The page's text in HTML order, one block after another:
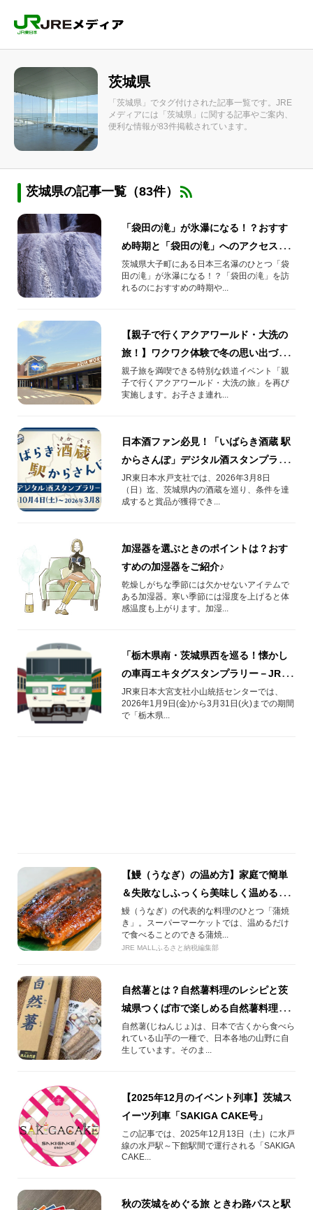
茨城県
「茨城県」でタグ付けされた記事一覧です。JRE
メディアには「茨城県」に関する記事やご案内、
便利な情報が83件掲載されています。
茨城県の記事一覧（83件）
「袋田の滝」が氷瀑になる！？おすす
め時期と「袋田の滝」へのアクセス方
法
茨城県大子町にある日本三名瀑のひとつ「袋
田の滝」が氷瀑になる！？「袋田の滝」を訪
れるのにおすすめの時期や...
【親子で行くアクアワールド・大洗の
旅！】ワクワク体験で冬の思い出づく
り！｜2026年2月14日実施
親子旅を満喫できる特別な鉄道イベント「親
子で行くアクアワールド・大洗の旅」を再び
実施します。お子さま連れ...
日本酒ファン必見！「いばらき酒蔵 駅
からさんぽ」デジタル酒スタンプラリ
ー【JR東日本】
JR東日本水戸支社では、2026年3月8日
（日）迄、茨城県内の酒蔵を巡り、条件を達
成すると賞品が獲得でき...
加湿器を選ぶときのポイントは？おす
すめの加湿器をご紹介♪
乾燥しがちな季節には欠かせないアイテムで
ある加湿器。寒い季節には湿度を上げると体
感温度も上がります。加湿...
「栃木県南・茨城県西を巡る！懐かし
の車両エキタグスタンプラリー－JR東
日本・真岡鐵道編－」開催！
JR東日本大宮支社小山統括センターでは、
2026年1月9日(金)から3月31日(火)までの期間
で「栃木県...
【鰻（うなぎ）の温め方】家庭で簡単
＆失敗なしふっくら美味しく温める方
法！蒲焼き、ひつまぶしにも応用可能
なコツ
鰻（うなぎ）の代表的な料理のひとつ「蒲焼
き」。スーパーマーケットでは、温めるだけ
で食べることのできる蒲焼...
JRE MALLふるさと納税編集部
自然薯とは？自然薯料理のレシピと茨
城県つくば市で楽しめる自然薯料理・
自然薯掘り体験を紹介
自然薯(じねんじょ)は、日本で古くから食べら
れている山芋の一種で、日本各地の山野に自
生しています。そのま...
【2025年12月のイベント列車】茨城ス
イーツ列車「SAKIGA CAKE号」
この記事では、2025年12月13日（土）に水戸
線の水戸駅～下館駅間で運行される「SAKIGA
CAKE...
秋の茨城をめぐる旅 ときわ路パスと駅